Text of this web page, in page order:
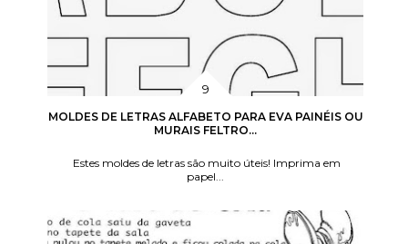
MOLDES DE LETRAS ALFABETO PARA EVA PAINÉIS OU
MURAIS FELTRO...
Estes moldes de letras são muito úteis! Imprima em
papel...